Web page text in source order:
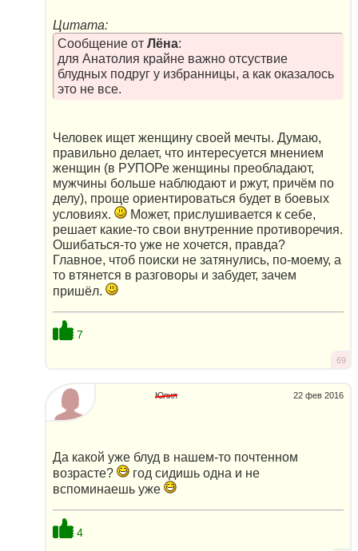
Цитата:
Сообщение от Лёна:
для Анатолия крайне важно отсуствие
блудных подруг у избранницы, а как оказалось
это не все.
Человек ищет женщину своей мечты. Думаю,
правильно делает, что интересуется мнением
женщин (в РУПОРе женщины преобладают,
мужчины больше наблюдают и ржут, причём по
делу), проще ориентироваться будет в боевых
условиях.
Может, прислушивается к себе,
решает какие-то свои внутренние противоречия.
Ошибаться-то уже не хочется, правда?
Главное, чтоб поиски не затянулись, по-моему, а
то втянется в разговоры и забудет, зачем
пришёл.
7
69
22 фев 2016
Юлия
Да какой уже блуд в нашем-то почтенном
возрасте?
год сидишь одна и не
вспоминаешь уже
4